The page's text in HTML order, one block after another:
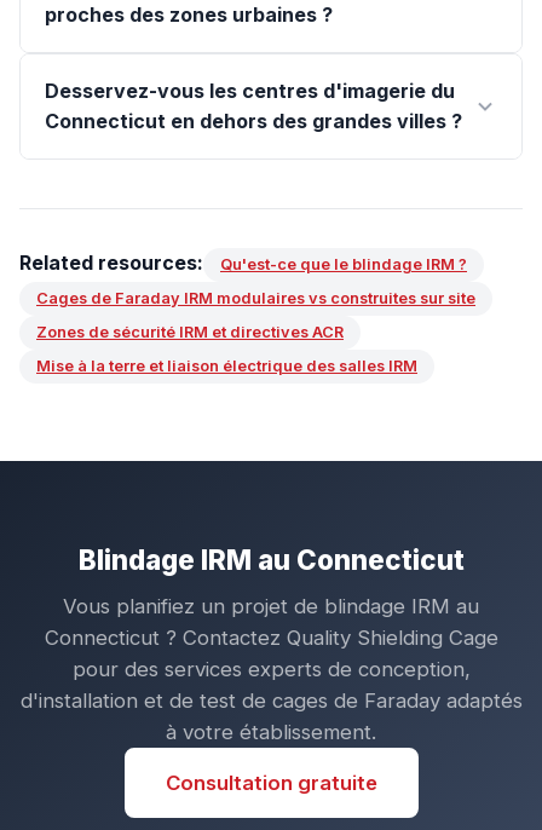
proches des zones urbaines ?
Desservez-vous les centres d'imagerie du
Connecticut en dehors des grandes villes ?
Related resources:
Qu'est-ce que le blindage IRM ?
Cages de Faraday IRM modulaires vs construites sur site
Zones de sécurité IRM et directives ACR
Mise à la terre et liaison électrique des salles IRM
Blindage IRM au Connecticut
Vous planifiez un projet de blindage IRM au
Connecticut ? Contactez Quality Shielding Cage
pour des services experts de conception,
d'installation et de test de cages de Faraday adaptés
à votre établissement.
Consultation gratuite